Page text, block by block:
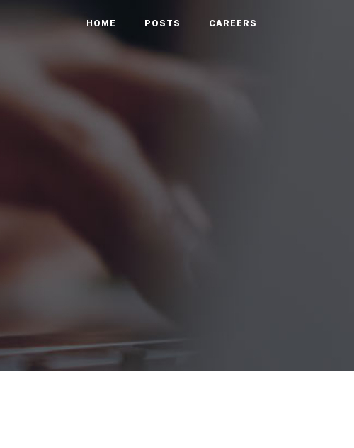
HOME POSTS CAREERS